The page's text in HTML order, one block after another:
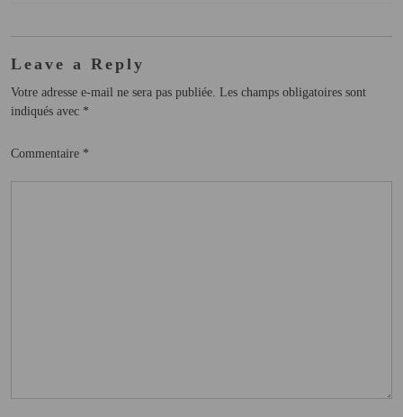
Leave a Reply
Votre adresse e-mail ne sera pas publiée. Les champs obligatoires sont
indiqués avec *
Commentaire *